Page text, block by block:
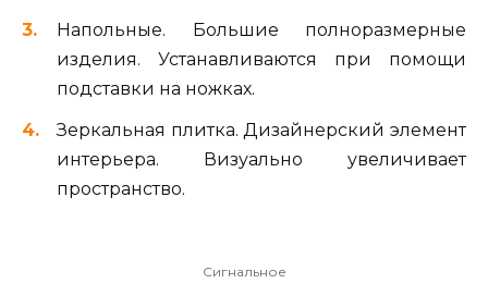
Напольные. Большие полноразмерные
изделия. Устанавливаются при помощи
подставки на ножках.
Зеркальная плитка. Дизайнерский элемент
интерьера. Визуально увеличивает
пространство.
Сигнальное